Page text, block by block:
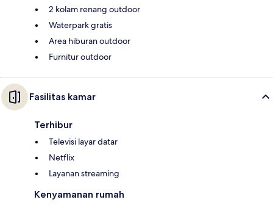
2 kolam renang outdoor
Waterpark gratis
Area hiburan outdoor
Furnitur outdoor
Fasilitas kamar
Terhibur
Televisi layar datar
Netflix
Layanan streaming
Kenyamanan rumah